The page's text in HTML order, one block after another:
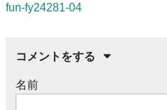
fun-fy24281-04
コメントをする
名前